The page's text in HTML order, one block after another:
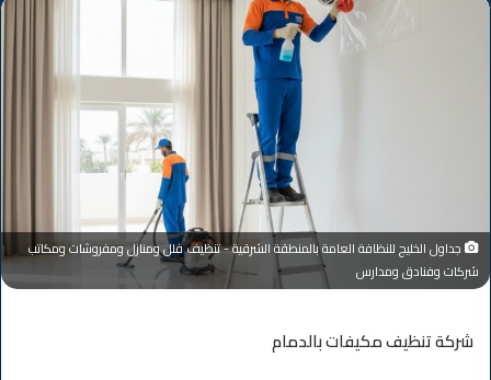
جداول الخليج للنظافة العامة بالمنطقة الشرقية - تنظيف فلل ومنازل ومفروشات ومكاتب
شركات وفنادق ومدارس
شركة تنظيف مكيفات بالدمام